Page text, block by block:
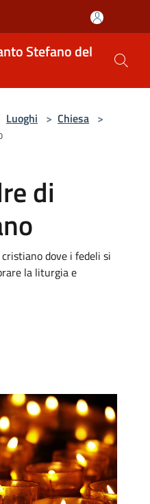
Stefano del
Luoghi > Chiesa >
di
dove i fedeli si
la liturgia e